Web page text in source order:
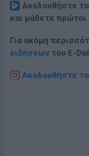
Ακολουθήστε
και μάθετε πρώτοι
Για ακόμη
ειδήσεων του E-
Ακολουθήστε